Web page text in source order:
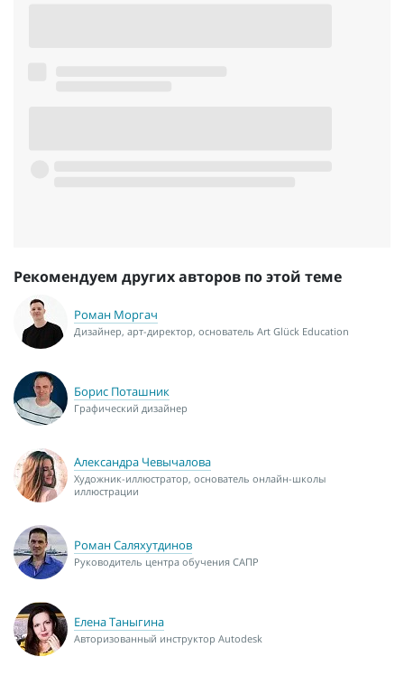
Рекомендуем других авторов по этой теме
Роман Моргач
Дизайнер, арт-директор, основатель Art Glück Education
Борис Поташник
Графический дизайнер
Александра Чевычалова
Художник-иллюстратор, основатель онлайн-школы
иллюстрации
Роман Саляхутдинов
Руководитель центра обучения САПР
Елена Таныгина
Авторизованный инструктор Autodesk